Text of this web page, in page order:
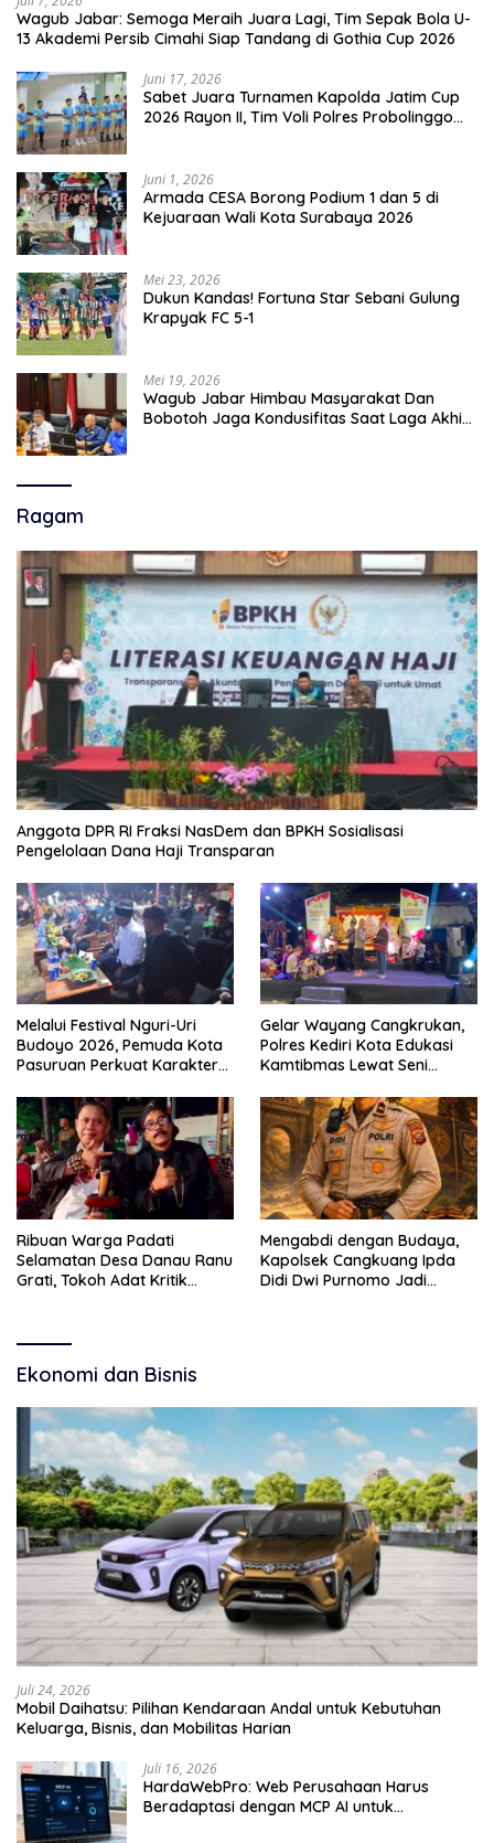
Wagub Jabar: Semoga Meraih Juara Lagi, Tim Sepak Bola U-
13 Akademi Persib Cimahi Siap Tandang di Gothia Cup 2026
Juni 17, 2026
Sabet Juara Turnamen Kapolda Jatim Cup
2026 Rayon II, Tim Voli Polres Probolinggo
Juni 1, 2026
Armada CESA Borong Podium 1 dan 5 di
Kejuaraan Wali Kota Surabaya 2026
Mei 23, 2026
Dukun Kandas! Fortuna Star Sebani Gulung
Krapyak FC 5-1
Mei 19, 2026
Wagub Jabar Himbau Masyarakat Dan
Bobotoh Jaga Kondusifitas Saat Laga Akhir
Ragam
Anggota DPR RI Fraksi NasDem dan BPKH Sosialisasi
Pengelolaan Dana Haji Transparan
Melalui Festival Nguri-Uri
Budoyo 2026, Pemuda Kota
Pasuruan Perkuat Karakter
Narkoba
Gelar Wayang Cangkrukan,
Polres Kediri Kota Edukasi
Kamtibmas Lewat Seni
Ribuan Warga Padati
Selamatan Desa Danau Ranu
Grati, Tokoh Adat Kritik
Mengabdi dengan Budaya,
Kapolsek Cangkuang Ipda
Didi Dwi Purnomo Jadi
Ekonomi dan Bisnis
Juli 24, 2026
Mobil Daihatsu: Pilihan Kendaraan Andal untuk Kebutuhan
Keluarga, Bisnis, dan Mobilitas Harian
Juli 16, 2026
HardaWebPro: Web Perusahaan Harus
Beradaptasi dengan MCP AI untuk